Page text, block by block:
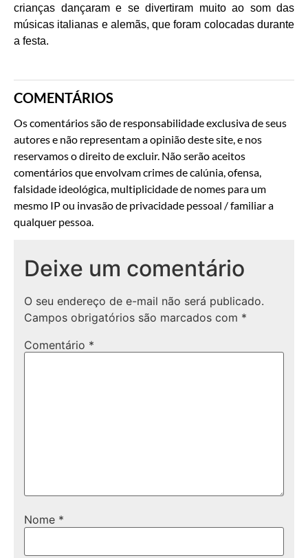
crianças dançaram e se divertiram muito ao som das
músicas italianas e alemãs, que foram colocadas durante
a festa.
COMENTÁRIOS
Os comentários são de responsabilidade exclusiva de seus
autores e não representam a opinião deste site, e nos
reservamos o direito de excluir. Não serão aceitos
comentários que envolvam crimes de calúnia, ofensa,
falsidade ideológica, multiplicidade de nomes para um
mesmo IP ou invasão de privacidade pessoal / familiar a
qualquer pessoa.
Deixe um comentário
O seu endereço de e-mail não será publicado.
Campos obrigatórios são marcados com *
Comentário *
Nome *